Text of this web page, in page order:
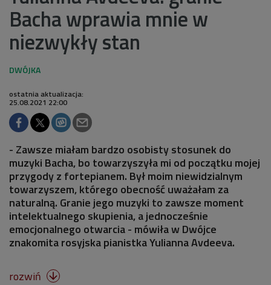
Bacha wprawia mnie w
niezwykły stan
ostatnia aktualizacja:
25.08.2021 22:00
- Zawsze miałam bardzo osobisty stosunek do
muzyki Bacha, bo towarzyszyła mi od początku mojej
przygody z fortepianem. Był moim niewidzialnym
towarzyszem, którego obecność uważałam za
naturalną. Granie jego muzyki to zawsze moment
intelektualnego skupienia, a jednocześnie
emocjonalnego otwarcia - mówiła w Dwójce
znakomita rosyjska pianistka Yulianna Avdeeva.
rozwiń 